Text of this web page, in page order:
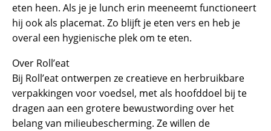
eten heen. Als je je lunch erin meeneemt functioneert
hij ook als placemat. Zo blijft je eten vers en heb je
overal een hygienische plek om te eten.
Over Roll’eat
Bij Roll’eat ontwerpen ze creatieve en herbruikbare
verpakkingen voor voedsel, met als hoofddoel bij te
dragen aan een grotere bewustwording over het
belang van milieubescherming. Ze willen de